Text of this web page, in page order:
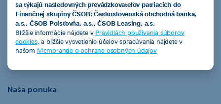
Smart finančný leasing
Operatívny leasing
EIB úver so zvýhodneným úrokom
Naša ponuka
sa týkajú nasledovných prevádzkovateľov patriacich do
Finančnej skupiny ČSOB: Československá obchodná banka,
a.s., ČSOB Poisťovňa, a.s., ČSOB Leasing, a.s.
Bližšie informácie nájdete v Pravidlách používania súborov
cookies. a bližšie vysvetlenie účelov spracúvania nájdete v
našom Memorande o ochrane osobných údajov